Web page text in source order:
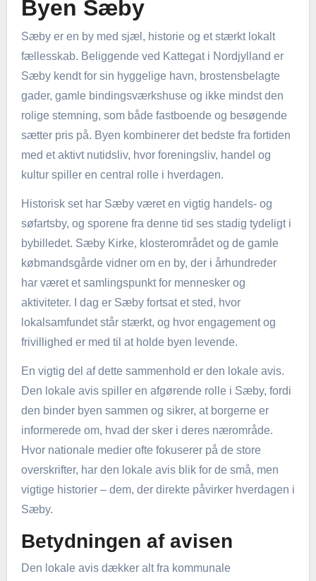
Byen Sæby
Sæby er en by med sjæl, historie og et stærkt lokalt
fællesskab. Beliggende ved Kattegat i Nordjylland er
Sæby kendt for sin hyggelige havn, brostensbelagte
gader, gamle bindingsværkshuse og ikke mindst den
rolige stemning, som både fastboende og besøgende
sætter pris på. Byen kombinerer det bedste fra fortiden
med et aktivt nutidsliv, hvor foreningsliv, handel og
kultur spiller en central rolle i hverdagen.
Historisk set har Sæby været en vigtig handels- og
søfartsby, og sporene fra denne tid ses stadig tydeligt i
bybilledet. Sæby Kirke, klosterområdet og de gamle
købmandsgårde vidner om en by, der i århundreder
har været et samlingspunkt for mennesker og
aktiviteter. I dag er Sæby fortsat et sted, hvor
lokalsamfundet står stærkt, og hvor engagement og
frivillighed er med til at holde byen levende.
En vigtig del af dette sammenhold er den lokale avis.
Den lokale avis spiller en afgørende rolle i Sæby, fordi
den binder byen sammen og sikrer, at borgerne er
informerede om, hvad der sker i deres nærområde.
Hvor nationale medier ofte fokuserer på de store
overskrifter, har den lokale avis blik for de små, men
vigtige historier – dem, der direkte påvirker hverdagen i
Sæby.
Betydningen af avisen
Den lokale avis dækker alt fra kommunale